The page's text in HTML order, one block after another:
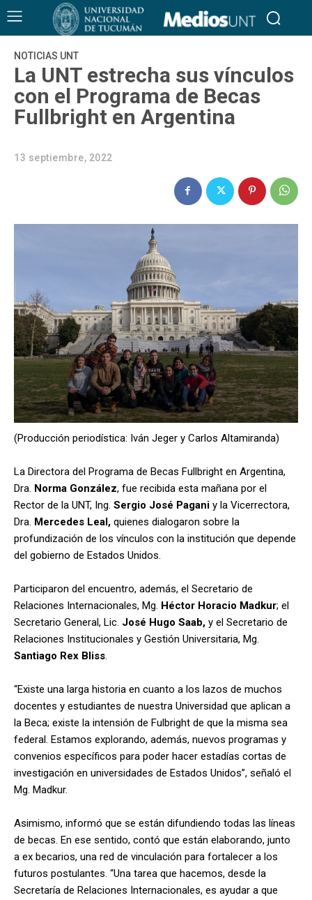
NOTICIAS UNT
La UNT estrecha sus vínculos
con el Programa de Becas
Fullbright en Argentina
13 septiembre, 2022
(Producción periodística: Iván Jeger y Carlos Altamiranda)
La Directora del Programa de Becas Fullbright en Argentina,
Dra. Norma González, fue recibida esta mañana por el
Rector de la UNT, Ing. Sergio José Pagani y la Vicerrectora,
Dra. Mercedes Leal, quienes dialogaron sobre la
profundización de los vínculos con la institución que depende
del gobierno de Estados Unidos.
Participaron del encuentro, además, el Secretario de
Relaciones Internacionales, Mg. Héctor Horacio Madkur; el
Secretario General, Lic. José Hugo Saab, y el Secretario de
Relaciones Institucionales y Gestión Universitaria, Mg.
Santiago Rex Bliss.
“Existe una larga historia en cuanto a los lazos de muchos
docentes y estudiantes de nuestra Universidad que aplican a
la Beca; existe la intensión de Fulbright de que la misma sea
federal. Estamos explorando, además, nuevos programas y
convenios específicos para poder hacer estadías cortas de
investigación en universidades de Estados Unidos”, señaló el
Mg. Madkur.
Asimismo, informó que se están difundiendo todas las líneas
de becas. En ese sentido, contó que están elaborando, junto
a ex becarios, una red de vinculación para fortalecer a los
futuros postulantes. “Una tarea que hacemos, desde la
Secretaría de Relaciones Internacionales, es ayudar a que